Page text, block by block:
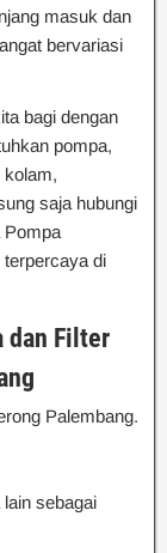
masuk dan
bervariasi
bagi dengan
pompa,
kolam,
saja hubungi
Pompa
terpercaya di
dan Filter
Palembang.
sebagai